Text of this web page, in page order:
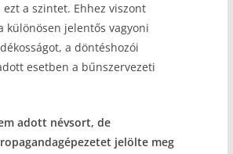
a szintet. Ehhez viszont
különösen jelentős vagyoni
a döntéshozói
esetben a bűnszervezeti
adott névsort, de
jelölte meg